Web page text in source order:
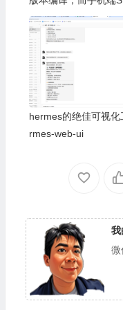
本是5.14。不匹配的
能造成应用异常。
hermes的绝佳可视化
rmes-web-ui
我
微